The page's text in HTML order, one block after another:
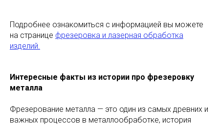
Подробнее ознакомиться с информацией вы можете
на странице фрезеровка и лазерная обработка
изделий.
Интересные факты из истории про фрезеровку
металла
Фрезерование металла — это один из самых древних и
важных процессов в металлообработке, история